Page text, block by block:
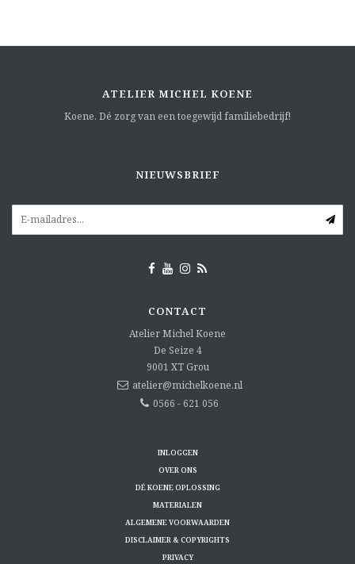
ATELIER MICHEL KOENE
Koene. Dé zorg van een toegewijd familiebedrijf!
NIEUWSBRIEF
CONTACT
Atelier Michel Koene
De Seize 4
9001 XT Grou
atelier@michelkoene.nl
0566 - 621 056
INLOGGEN
OVER ONS
DÉ KOENE OPLOSSING
MATERIALEN
ALGEMENE VOORWAARDEN
DISCLAIMER & COPYRIGHTS
PRIVACY